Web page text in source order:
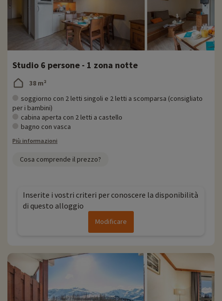
Studio 6 persone - 1 zona notte
38 m²
soggiorno con 2 letti singoli e 2 letti a scomparsa (consigliato
per i bambini)
cabina aperta con 2 letti a castello
bagno con vasca
Più informazioni
Cosa comprende il prezzo?
Inserite i vostri criteri per conoscere la disponibilità
di questo alloggio
Modificare